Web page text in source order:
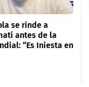
se rinde a
antes de la
“Es Iniesta en